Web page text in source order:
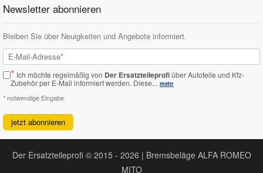
Newsletter abonnieren
Bleiben Sie über Neuigkeiten und Angebote informiert.
* Ich möchte regelmäßig von Der Ersatzteileprofiüber Autoteile und Kfz-
Zubehör per E-Mail informiert werden. Diese... mehr
* notwendige Eingabe
jetzt abonnieren
Der Ersatzteileprofi © 2015 - 2026 | Bremsbeläge ALFA ROMEO
MITO